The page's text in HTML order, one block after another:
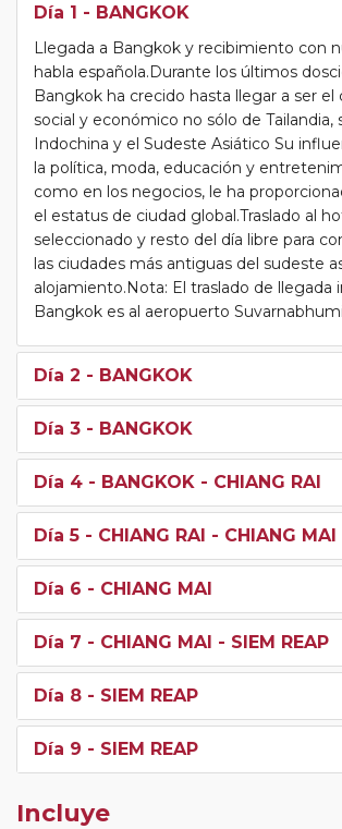
Día 1 - BANGKOK
Llegada a Bangkok y recibimiento con
habla española.Durante los últimos
Bangkok ha crecido hasta llegar a ser
social y económico no sólo de Tailandia,
Indochina y el Sudeste Asiático Su
la política, moda, educación y
como en los negocios, le ha
el estatus de ciudad global.Traslado al
seleccionado y resto del día libre para
las ciudades más antiguas del sudeste
alojamiento.Nota: El traslado de llegada
Bangkok es al aeropuerto
Día 2 - BANGKOK
Día 3 - BANGKOK
Día 4 - BANGKOK - CHIANG RAI
Día 5 - CHIANG RAI - CHIANG MAI
Día 6 - CHIANG MAI
Día 7 - CHIANG MAI - SIEM REAP
Día 8 - SIEM REAP
Día 9 - SIEM REAP
Incluye